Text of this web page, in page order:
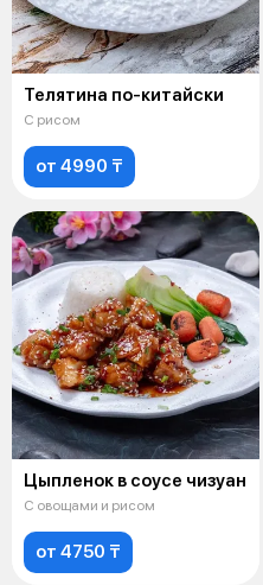
Телятина по-китайски
С рисом
от 4990 ₸
Цыпленок в соусе чизуан
С овощами и рисом
от 4750 ₸